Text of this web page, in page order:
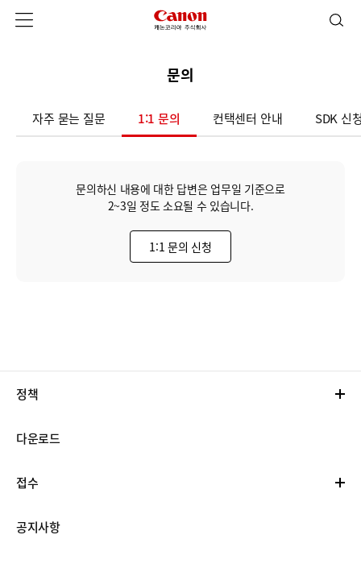
문의
자주 묻는 질문 1:1 문의 컨택센터 안내 SDK 신
문의하신 내용에 대한 답변은 업무일 기준으로
2~3일 정도 소요될 수 있습니다.
1:1 문의 신청
정책
다운로드
접수
공지사항